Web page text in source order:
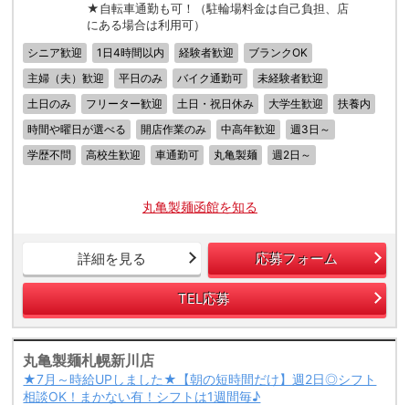
★自転車通勤も可！（駐輪場料金は自己負担、店
にある場合は利用可）
シニア歓迎 1日4時間以内 経験者歓迎
ブランクOK
主婦（夫）歓迎
平日のみ バイク通勤可
未経験者歓迎
土日のみ
フリーター歓迎 土日・祝日休み 大学生歓迎
扶養内
時間や曜日が選べる
開店作業のみ 中高年歓迎
週3日～
学歴不問
高校生歓迎 車通勤可 丸亀製麺 週2日～
丸亀製麺函館を知る
詳細を見る 応募フォーム
TEL応募
丸亀製麺札幌新川店
★7月～時給UPしました★【朝の短時間だけ】週2日◎シフト
相談OK！まかない有！シフトは1週間毎♪